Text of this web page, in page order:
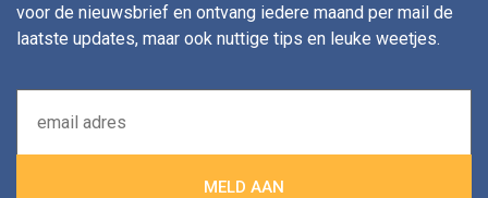
voor de nieuwsbrief en ontvang iedere maand per mail de
laatste updates, maar ook nuttige tips en leuke weetjes.